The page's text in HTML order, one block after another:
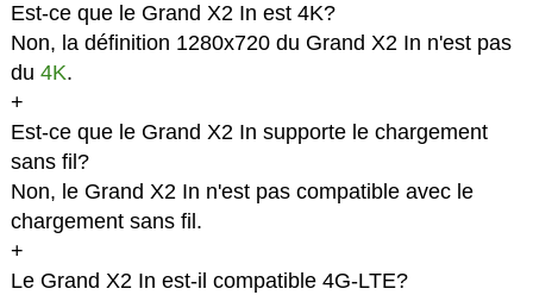
Est-ce que le Grand X2 In est 4K?
Non, la définition 1280x720 du Grand X2 In n'est pas
du 4K.
+
Est-ce que le Grand X2 In supporte le chargement
sans fil?
Non, le Grand X2 In n'est pas compatible avec le
chargement sans fil.
+
Le Grand X2 In est-il compatible 4G-LTE?